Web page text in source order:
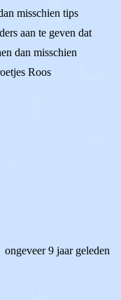
misschien tips
aan te geven dat
dan misschien
Roos
ongeveer 9 jaar geleden